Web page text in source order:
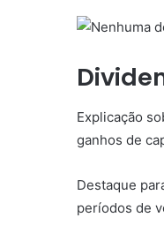
Explicação
ganhos de
Destaque
períodos de